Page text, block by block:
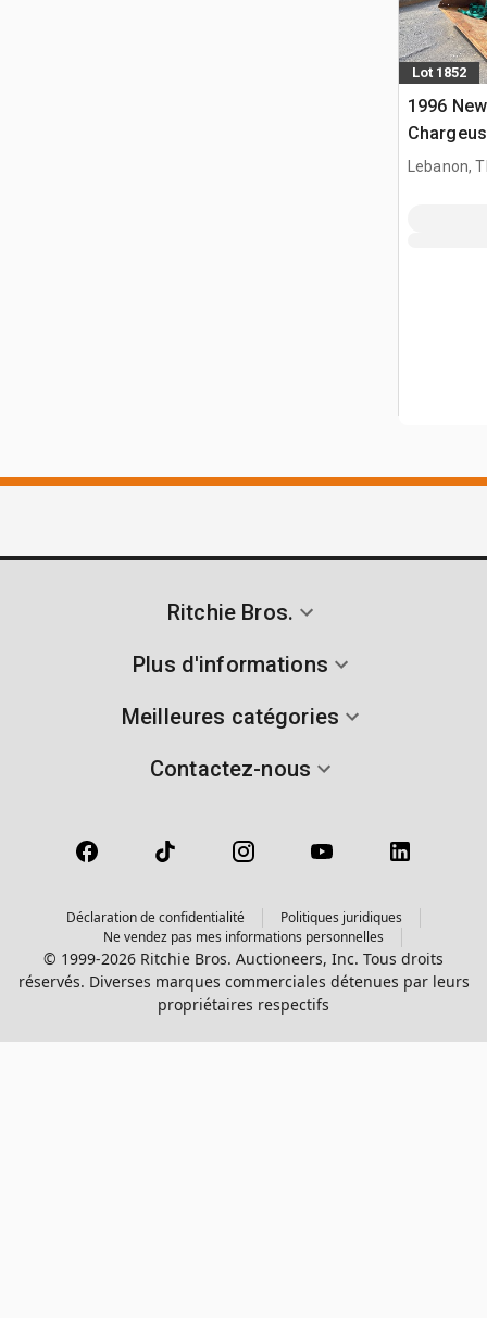
Lot 1852
1996
Lebanon,
Ritchie Bros.
Plus d'informations
Meilleures catégories
Contactez-nous
Déclaration de confidentialité
Politiques juridiques
Ne vendez pas mes informations personnelles
© 1999-2026 Ritchie Bros. Auctioneers, Inc. Tous droits
réservés. Diverses marques commerciales détenues par leurs
propriétaires respectifs